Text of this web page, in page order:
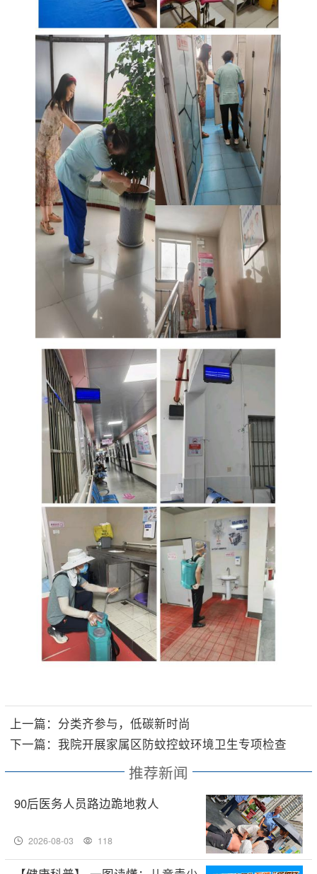
上一篇：分类齐参与，低碳新时尚
下一篇：我院开展家属区防蚊控蚊环境卫生专项检查
推荐新闻
90后医务人员路边跪地救人
2026-08-03 118